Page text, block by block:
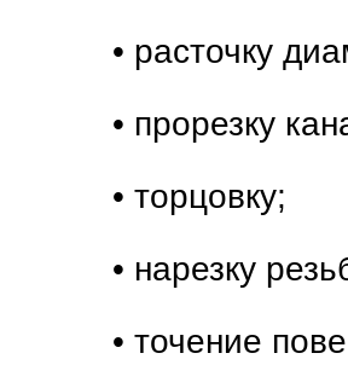
• расточку
• прорезку
• торцовку;
• нарезку
• точение